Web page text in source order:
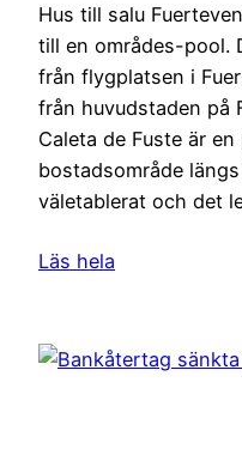
Hus till salu
till en områdes-pool.
från flygplatsen i
från huvudstaden på
Caleta de Fuste är
bostadsområde
väletablerat och det
Läs hela